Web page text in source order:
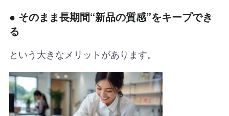
● そのまま長期間“新品の質感”をキープでき
る
という大きなメリットがあります。